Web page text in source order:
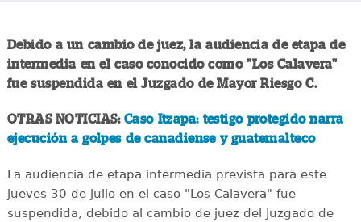
Debido a un cambio de juez, la audiencia de etapa de
intermedia en el caso conocido como "Los Calavera"
fue suspendida en el Juzgado de Mayor Riesgo C.
OTRAS NOTICIAS: Caso Itzapa: testigo protegido narra
ejecución a golpes de canadiense y guatemalteco
La audiencia de etapa intermedia prevista para este
jueves 30 de julio en el caso "Los Calavera" fue
suspendida, debido al cambio de juez del Juzgado de